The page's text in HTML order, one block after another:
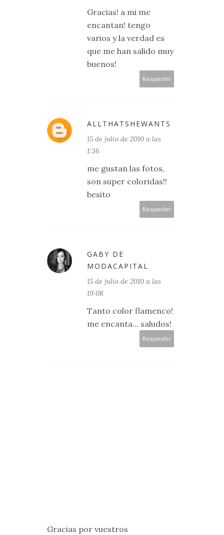
Gracias! a mi me
encantan! tengo
varios y la verdad es
que me han salido muy
buenos!
Responder
ALLTHATSHEWANTS
15 de julio de 2010 a las
1:36
me gustan las fotos,
son super coloridas!!
besito
Responder
GABY DE
MODACAPITAL
15 de julio de 2010 a las
19:08
Tanto color flamenco!
me encanta... saludos!
Responder
Gracias por vuestros